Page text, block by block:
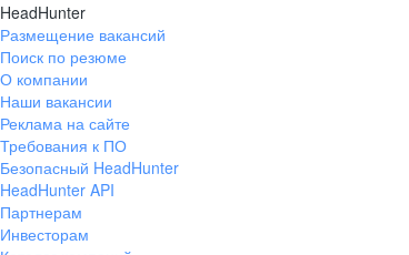
HeadHunter
Размещение вакансий
Поиск по резюме
О компании
Наши вакансии
Реклама на сайте
Требования к ПО
Безопасный HeadHunter
HeadHunter API
Партнерам
Инвесторам